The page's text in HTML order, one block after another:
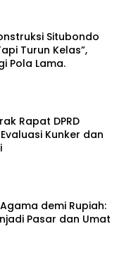
Situbondo
Turun Kelas”,
Pola Lama.
Rapat DPRD
Kunker dan
demi Rupiah:
Pasar dan Umat